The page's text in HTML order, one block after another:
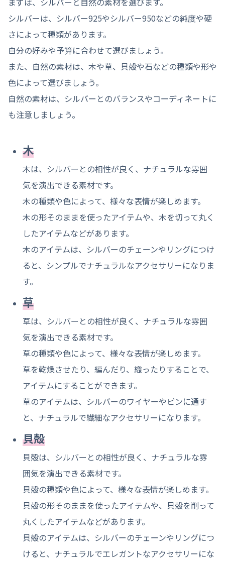
シルバーは、シルバー925やシルバー950などの純度や硬
さによって種類があります。
自分の好みや予算に合わせて選びましょう。
また、自然の素材は、木や草、貝殻や石などの種類や形や
色によって選びましょう。
自然の素材は、シルバーとのバランスやコーディネートに
も注意しましょう。
木
木は、シルバーとの相性が良く、ナチュラルな雰囲
気を演出できる素材です。
木の種類や色によって、様々な表情が楽しめます。
木の形そのままを使ったアイテムや、木を切って丸く
したアイテムなどがあります。
木のアイテムは、シルバーのチェーンやリングにつけ
ると、シンプルでナチュラルなアクセサリーになりま
す。
草
草は、シルバーとの相性が良く、ナチュラルな雰囲
気を演出できる素材です。
草の種類や色によって、様々な表情が楽しめます。
草を乾燥させたり、編んだり、織ったりすることで、
アイテムにすることができます。
草のアイテムは、シルバーのワイヤーやピンに通す
と、ナチュラルで繊細なアクセサリーになります。
貝殻
貝殻は、シルバーとの相性が良く、ナチュラルな雰
囲気を演出できる素材です。
貝殻の種類や色によって、様々な表情が楽しめます。
貝殻の形そのままを使ったアイテムや、貝殻を削って
丸くしたアイテムなどがあります。
貝殻のアイテムは、シルバーのチェーンやリングにつ
けると、ナチュラルでエレガントなアクセサリーにな